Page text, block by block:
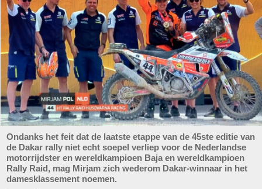
Ondanks het feit dat de laatste etappe van de 45ste editie van
de Dakar rally niet echt soepel verliep voor de Nederlandse
motorrijdster en wereldkampioen Baja en wereldkampioen
Rally Raid, mag Mirjam zich wederom Dakar-winnaar in het
damesklassement noemen.